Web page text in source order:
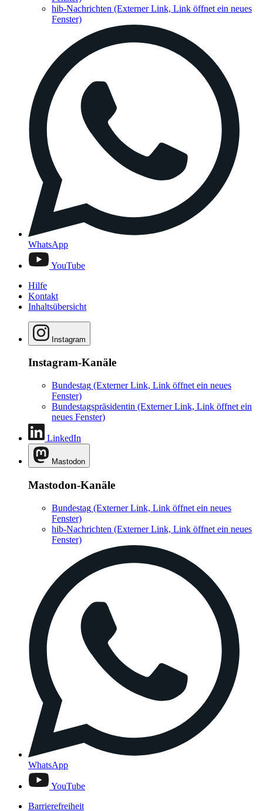
hib-Nachrichten (Externer Link, Link öffnet ein neues
Fenster)
WhatsApp
YouTube
Hilfe
Kontakt
Inhaltsübersicht
Instagram
Instagram-Kanäle
Bundestag (Externer Link, Link öffnet ein neues
Fenster)
Bundestagspräsidentin (Externer Link, Link öffnet ein
neues Fenster)
LinkedIn
Mastodon
Mastodon-Kanäle
Bundestag (Externer Link, Link öffnet ein neues
Fenster)
hib-Nachrichten (Externer Link, Link öffnet ein neues
Fenster)
WhatsApp
YouTube
Barrierefreiheit